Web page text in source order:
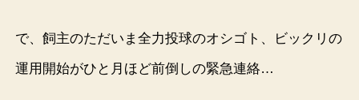
で、飼主のただいま全力投球のオシゴト、ビックリの
運用開始がひと月ほど前倒しの緊急連絡…